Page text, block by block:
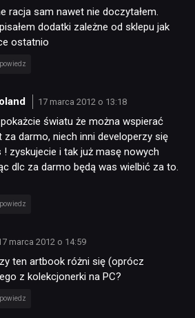
racja sam nawet nie doczytałem.
dodatki zależne od sklepu jak
ostatnio
17 marca 2012 o 13:18
pokażcie światu że można wspierać
za darmo, niech inni developerzy się
zyskujecie i tak już masę nowych
dlc za darmo będą was wielbić za to.
marca 2012 o 14:59
ten artbook różni się (oprócz
z kolekcjonerki na PC?